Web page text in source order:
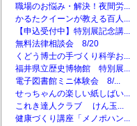
職場のお悩み・解決！夜間労...
かるたクイーンが教える百人...
【申込受付中】特別展記念講...
無料法律相談会 8/20
くどう博士の手づくり科学お...
福井県立歴史博物館 特別展...
電子図書館ミニ体験会 8/...
せっちゃんの楽しい紙しばい...
これき達人クラブ けん玉...
健康づくり講座「メノポハン...